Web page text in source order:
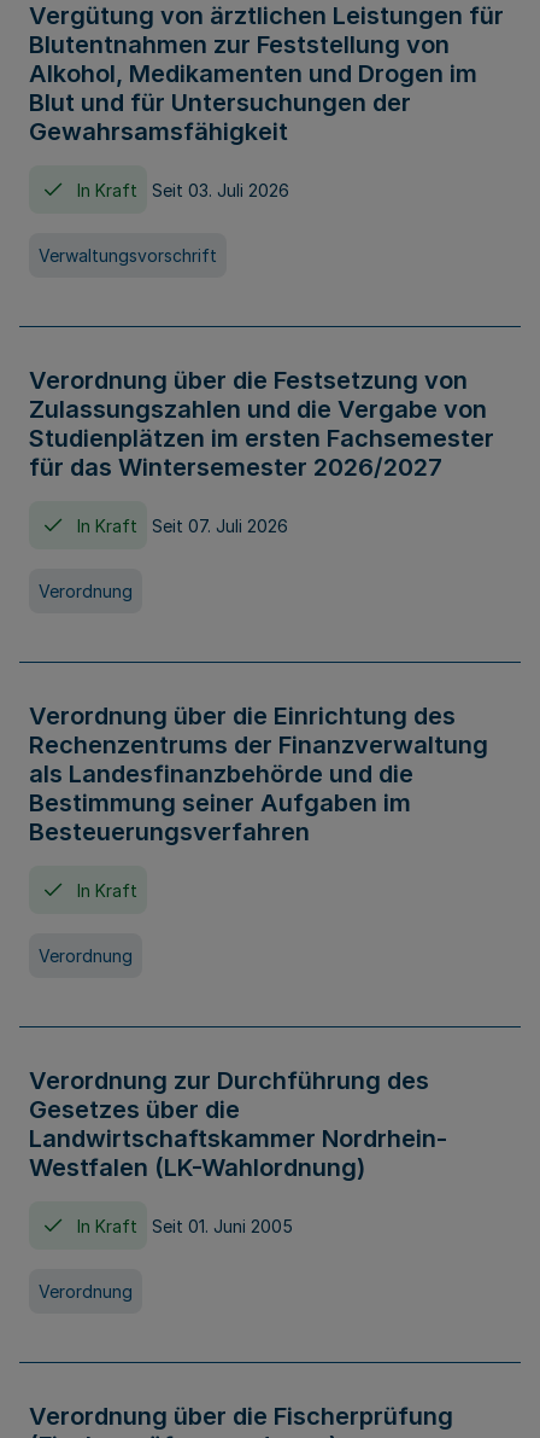
Vergütung von ärztlichen Leistungen für
Blutentnahmen zur Feststellung von
Alkohol, Medikamenten und Drogen im
Blut und für Untersuchungen der
Gewahrsamsfähigkeit
In Kraft Seit 03. Juli 2026
Verwaltungsvorschrift
Verordnung über die Festsetzung von
Zulassungszahlen und die Vergabe von
Studienplätzen im ersten Fachsemester
für das Wintersemester 2026/2027
In Kraft Seit 07. Juli 2026
Verordnung
Verordnung über die Einrichtung des
Rechenzentrums der Finanzverwaltung
als Landesfinanzbehörde und die
Bestimmung seiner Aufgaben im
Besteuerungsverfahren
In Kraft
Verordnung
Verordnung zur Durchführung des
Gesetzes über die
Landwirtschaftskammer Nordrhein-
Westfalen (LK-Wahlordnung)
In Kraft Seit 01. Juni 2005
Verordnung
Verordnung über die Fischerprüfung